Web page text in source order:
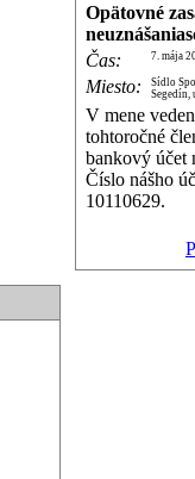
Opätovné
Čas:
7. mája
Miesto:
Sídlo
Segedín,
V mene
tohtoročné
bankový účet
Číslo nášho
10110629.